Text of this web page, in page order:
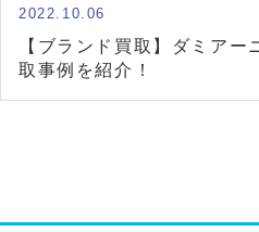
2022.10.06
【ブランド買取】ダミアー
取事例を紹介！